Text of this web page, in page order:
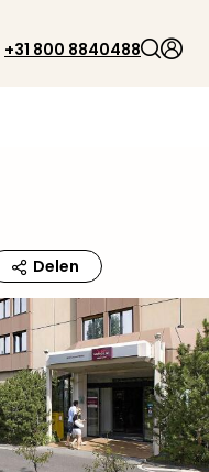
+31 800 8840488
Delen